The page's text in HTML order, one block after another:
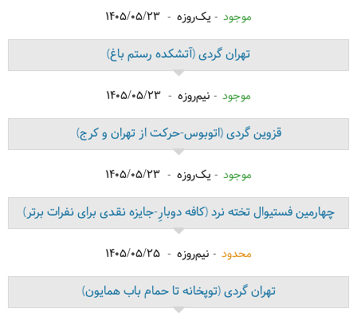
موجود یک‌روزه 1405/05/23
تهران گردی(آتشکده رستم باغ)
موجود نیم‌روزه 1405/05/23
قزوین گردی(اتوبوس-حرکت از تهران و کرج)
موجود یک‌روزه 1405/05/23
چهارمین فستیوال تخته نرد(کافه دوبارِ-جایزه نقدی برای نفرات برتر)
محدود نیم‌روزه 1405/05/25
تهران گردی(توپخانه تا حمام باب همایون)